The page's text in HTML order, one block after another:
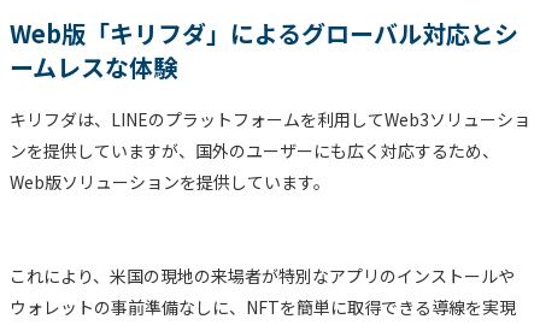
Web版「キリフダ」によるグローバル対応とシ
ームレスな体験
キリフダは、LINEのプラットフォームを利用してWeb3ソリューショ
ンを提供していますが、国外のユーザーにも広く対応するため、
Web版ソリューションを提供しています。
これにより、米国の現地の来場者が特別なアプリのインストールや
ウォレットの事前準備なしに、NFTを簡単に取得できる導線を実現